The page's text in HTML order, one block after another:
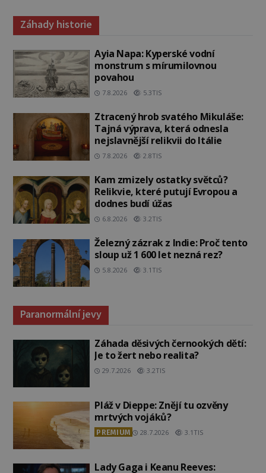
Záhady historie
Ayia Napa: Kyperské vodní
monstrum s mírumilovnou
povahou
7.8.2026 5.3TIS
Ztracený hrob svatého Mikuláše:
Tajná výprava, která odnesla
nejslavnější relikvii do Itálie
7.8.2026 2.8TIS
Kam zmizely ostatky světců?
Relikvie, které putují Evropou a
dodnes budí úžas
6.8.2026 3.2TIS
Železný zázrak z Indie: Proč tento
sloup už 1 600 let nezná rez?
5.8.2026 3.1TIS
Paranormální jevy
Záhada děsivých černookých dětí:
Je to žert nebo realita?
29.7.2026 3.2TIS
Pláž v Dieppe: Znějí tu ozvěny
mrtvých vojáků?
PREMIUM 28.7.2026 3.1TIS
Lady Gaga i Keanu Reeves: